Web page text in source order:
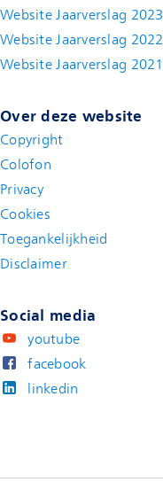
Website Jaarverslag 2023
Website Jaarverslag 2022
Website Jaarverslag 2021
Over deze website
Copyright
Colofon
Privacy
Cookies
Toegankelijkheid
Disclaimer(new window)
Social media
youtube
facebook
linkedin